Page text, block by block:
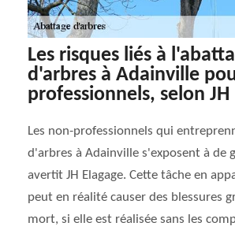
Les risques liés à
d'arbres à Adainville
professionnels, selon JH
Les non-professionnels qui
d'arbres à Adainville s'exposent à de
avertit JH Elagage. Cette tâche en
peut en réalité causer des blessures
mort, si elle est réalisée sans les